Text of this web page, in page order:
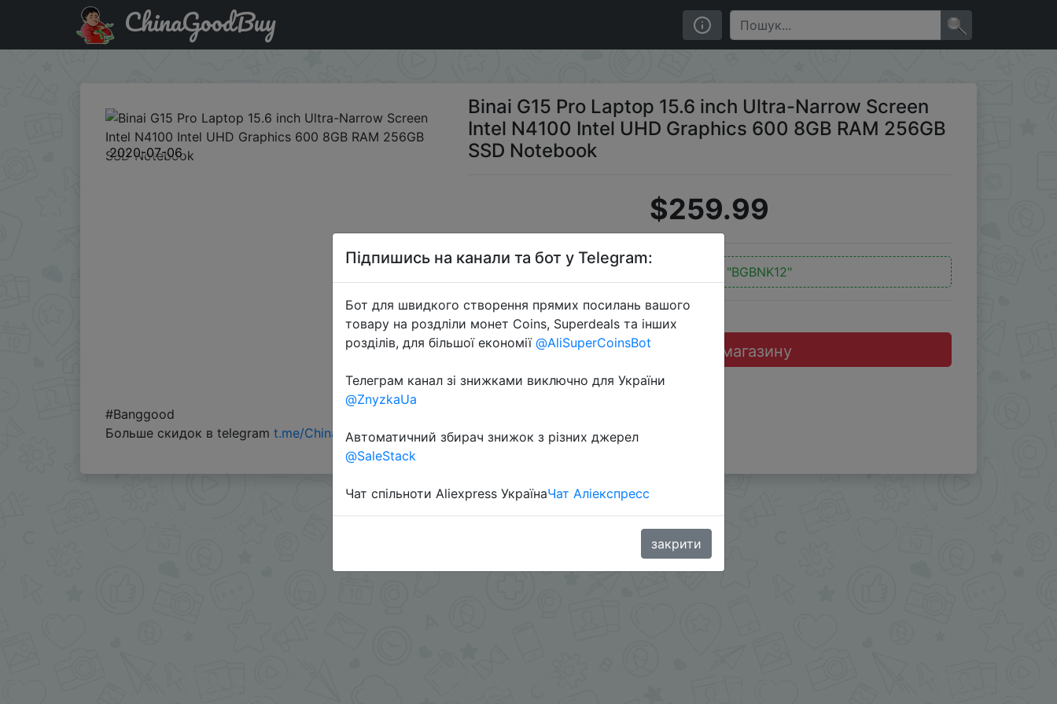
Промокод на знижку BGBNK12 Binai G15 Pro Laptop 15.6 inch Ultra-Narrow Screen Intel N4100 Intel UHD Graphics 600 8GB RAM 256GB SSD Notebook
ChinaGoodBuy
2020-07-06
Binai G15 Pro Laptop 15.6 inch Ultra-Narrow Screen
Intel N4100 Intel UHD Graphics 600 8GB RAM 256GB
SSD Notebook
$259.99
"BGBNK12"
Перейти до магазину
#Banggood
Больше скидок в telegram t.me/ChinaGoodBuy
Підпишись на канали та бот у Telegram:
Бот для швидкого створення прямих посилань вашого
товару на роздліли монет Coins, Superdeals та інших
розділів, для більшої економії @AliSuperCoinsBot
Телеграм канал зі знижками виключно для України
@ZnyzkaUa
Автоматичний збирач знижок з різних джерел
@SaleStack
Чат спільноти Aliexpress УкраїнаЧат Аліекспресс
закрити